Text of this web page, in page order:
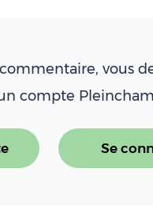
vous
compte
Se